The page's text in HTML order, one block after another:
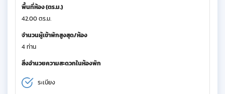
พื้นที่ห้อง (ตร.ม.)
42.00 ตร.ม.
จำนวนผู้เข้าพักสูงสุด/ห้อง
4 ท่าน
สิ่งอำนวยความสะดวกในห้องพัก
ระเบียง